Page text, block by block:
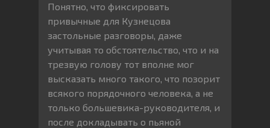
Понятно, что фиксировать
привычные для Кузнецова
застольные разговоры, даже
учитывая то обстоятельство, что и на
трезвую голову тот вполне мог
высказать много такого, что позорит
всякого порядочного человека, а не
только большевика-руководителя, и
после докладывать о пьяной